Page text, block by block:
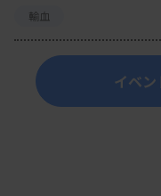
輸血
イベ